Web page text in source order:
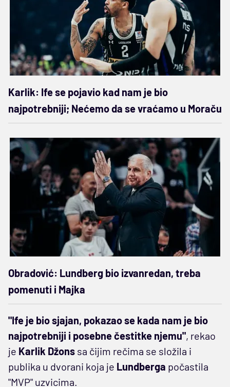
Karlik: Ife se pojavio kad nam je bio
najpotrebniji; Nećemo da se vraćamo u Moraču
Obradović: Lundberg bio izvanredan, treba
pomenuti i Majka
"Ife je bio sjajan, pokazao se kada nam je bio
najpotrebniji i posebne čestitke njemu", rekao
je Karlik Džons sa čijim rečima se složila i
publika u dvorani koja je Lundberga počastila
"MVP" uzvicima.